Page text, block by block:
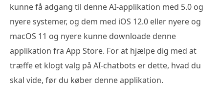
kunne få adgang til denne AI-applikation med 5.0 og
nyere systemer, og dem med iOS 12.0 eller nyere og
macOS 11 og nyere kunne downloade denne
applikation fra App Store. For at hjælpe dig med at
træffe et klogt valg på AI-chatbots er dette, hvad du
skal vide, før du køber denne applikation.